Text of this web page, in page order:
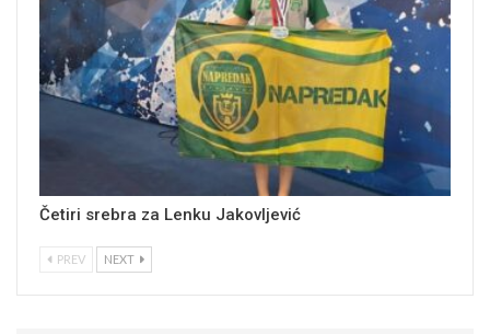
Četiri srebra za Lenku Jakovljević
PREV NEXT